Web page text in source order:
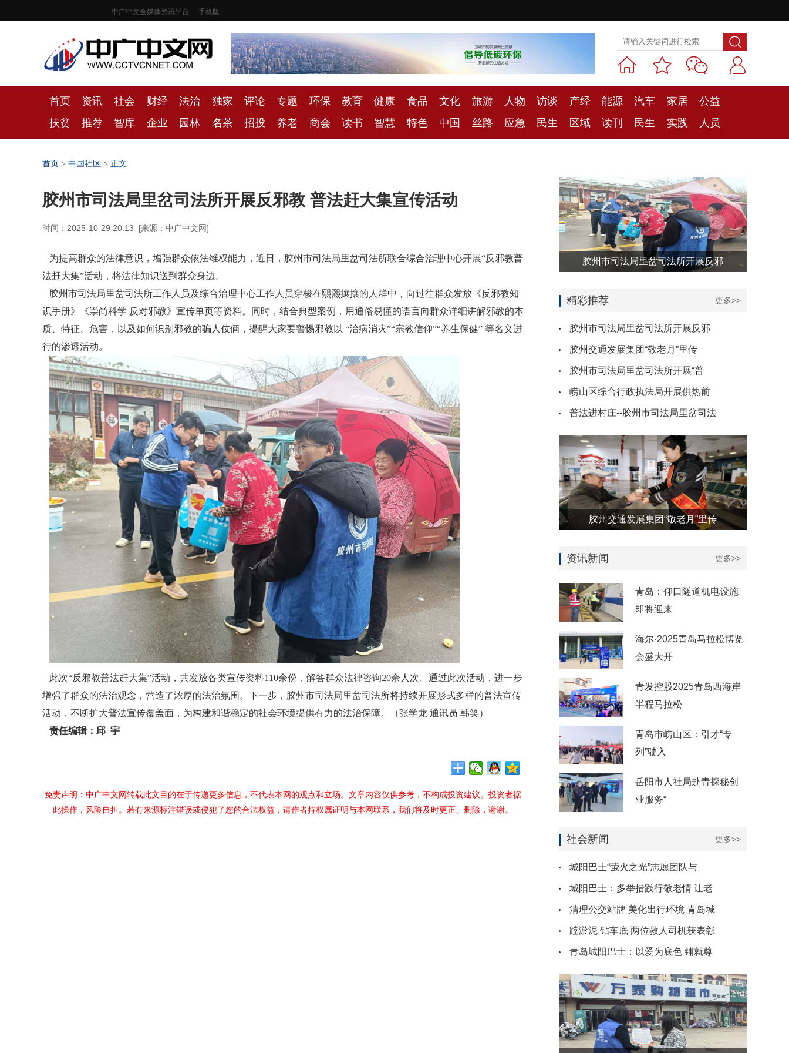
中广中文全媒体资讯平台 手机版
首页 资讯 社会 财经 法治 独家 评论 专题 环保 教育 健康 食品 文化 旅游 人物 访谈 产经 能源 汽车 家居
公益
扶贫
推荐 智库 企业 园林 名茶 招投 养老 商会 读书 智慧 特色 中国 丝路 应急 民生 区域 读刊 民生 实践 人员
首页 > 中国社区 > 正文
胶州市司法局里岔司法所开展反邪教 普法赶大集宣传活动
时间：2025-10-29 20:13 [来源：中广中文网]
为提高群众的法律意识，增强群众依法维权能力，近日，胶州市司法局里岔司法所联合综合治理中心开展“反邪教普
法赶大集”活动，将法律知识送到群众身边。
胶州市司法局里岔司法所工作人员及综合治理中心工作人员穿梭在熙熙攘攘的人群中，向过往群众发放《反邪教知
识手册》《崇尚科学 反对邪教》宣传单页等资料。同时，结合典型案例，用通俗易懂的语言向群众详细讲解邪教的本
质、特征、危害，以及如何识别邪教的骗人伎俩，提醒大家要警惕邪教以 “治病消灾”“宗教信仰”“养生保健” 等名义进
行的渗透活动。
此次“反邪教普法赶大集”活动，共发放各类宣传资料110余份，解答群众法律咨询20余人次。通过此次活动，进一步
增强了群众的法治观念，营造了浓厚的法治氛围。下一步，胶州市司法局里岔司法所将持续开展形式多样的普法宣传
活动，不断扩大普法宣传覆盖面，为构建和谐稳定的社会环境提供有力的法治保障。（张学龙 通讯员 韩笑）
责任编辑：邱 宇
免责声明：中广中文网转载此文目的在于传递更多信息，不代表本网的观点和立场。文章内容仅供参考，不构成投资建议。投资者据
此操作，风险自担。若有来源标注错误或侵犯了您的合法权益，请作者持权属证明与本网联系，我们将及时更正、删除，谢谢。
胶州市司法局里岔司法所开展反邪
精彩推荐 更多>>
胶州市司法局里岔司法所开展反邪
胶州交通发展集团“敬老月”里传
胶州市司法局里岔司法所开展“普
崂山区综合行政执法局开展供热前
普法进村庄--胶州市司法局里岔司法
胶州交通发展集团“敬老月”里传
资讯新闻 更多>>
青岛：仰口隧道机电设施
即将迎来
海尔·2025青岛马拉松博览
会盛大开
青发控股2025青岛西海岸
半程马拉松
青岛市崂山区：引才“专
列”驶入
岳阳市人社局赴青探秘创
业服务“
社会新闻 更多>>
城阳巴士“萤火之光”志愿团队与
城阳巴士：多举措践行敬老情 让老
清理公交站牌 美化出行环境 青岛城
蹚淤泥 钻车底 两位救人司机获表彰
青岛城阳巴士：以爱为底色 铺就尊